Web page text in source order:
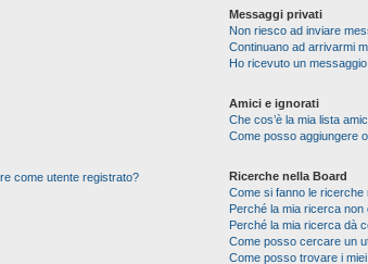
come utente registrato?
Messaggi privati
Non riesco ad inviare
Continuano ad arrivarmi
Ho ricevuto un
Amici e ignorati
Che cos’è la mia lista
Come posso aggiungere
Ricerche nella Board
Come si fanno le ricerche
Perché la mia ricerca non
Perché la mia ricerca dà
Come posso cercare un
Come posso trovare i